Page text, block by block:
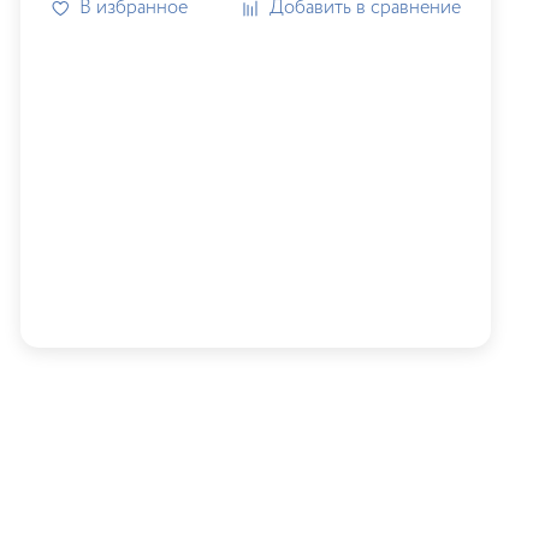
В избранное Добавить в сравнение